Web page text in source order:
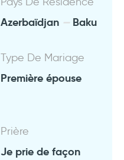
Azerbaïdjan Baku
Type De Mariage
Première épouse
Prière
Je prie de façon